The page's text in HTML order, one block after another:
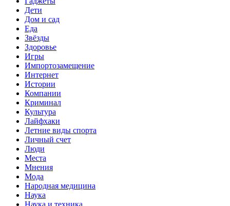
Дети
Дом и сад
Еда
Звёзды
Здоровье
Игры
Импортозамещение
Интернет
Истории
Компании
Криминал
Культура
Лайфхаки
Летние виды спорта
Личный счет
Люди
Места
Мнения
Мода
Народная медицина
Наука
Наука и техника